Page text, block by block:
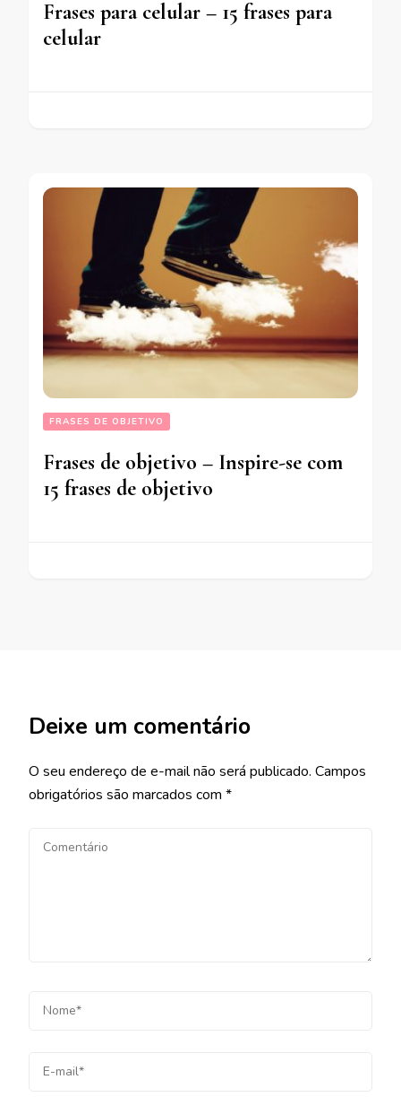
Frases para celular – 15 frases para
celular
FRASES DE OBJETIVO
Frases de objetivo – Inspire-se com
15 frases de objetivo
Deixe um comentário
O seu endereço de e-mail não será publicado. Campos
obrigatórios são marcados com *